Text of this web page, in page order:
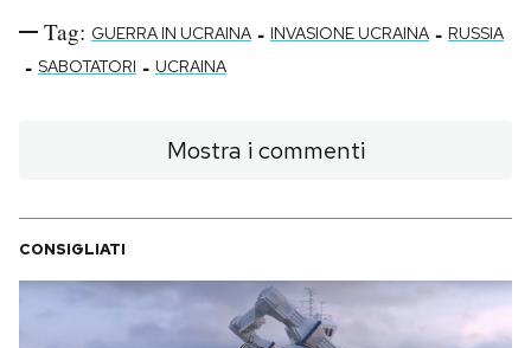
Tag: GUERRA IN UCRAINA - INVASIONE UCRAINA - RUSSIA
- SABOTATORI - UCRAINA
Mostra i commenti
CONSIGLIATI